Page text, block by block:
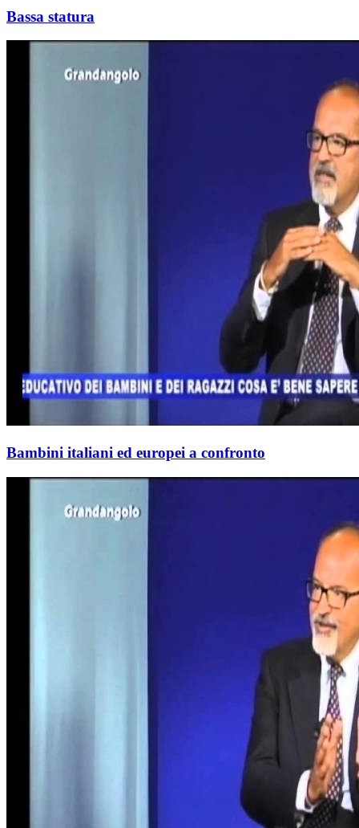
Bassa statura
Bambini italiani ed europei a confronto